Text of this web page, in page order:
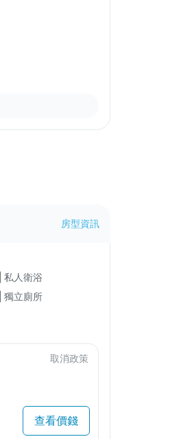
房型資訊
私人衛浴
獨立廁所
取消政策
查看價錢